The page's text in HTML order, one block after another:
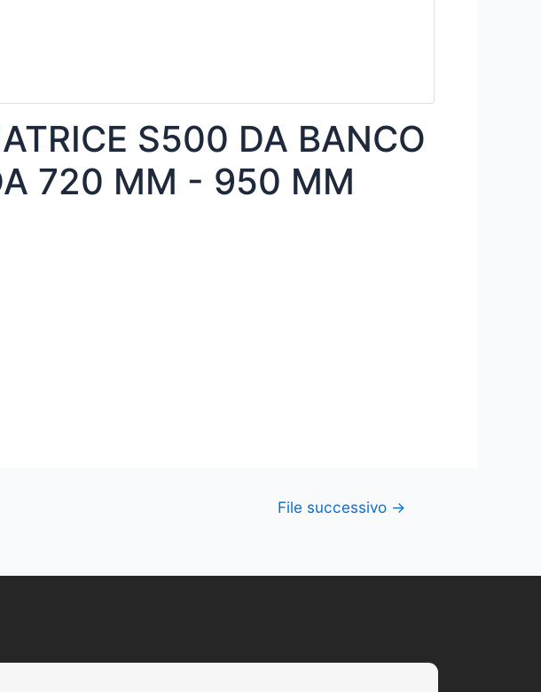
S500 DA BANCO
720 MM - 950 MM
File successivo →